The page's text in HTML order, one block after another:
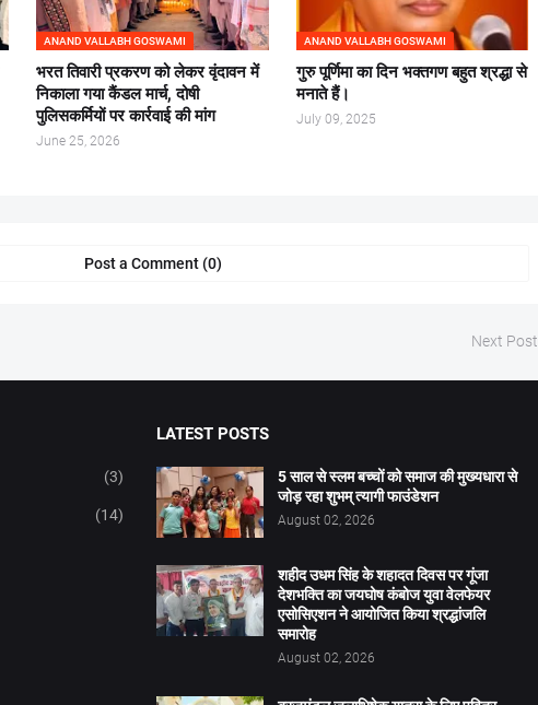
ANAND VALLABH GOSWAMI
भरत तिवारी प्रकरण को लेकर वृंदावन में
निकाला गया कैंडल मार्च, दोषी
पुलिसकर्मियों पर कार्रवाई की मांग
June 25, 2026
ANAND VALLABH GOSWAMI
गुरु पूर्णिमा का दिन भक्तगण बहुत श्रद्धा से
मनाते हैं।
July 09, 2025
Post a Comment (0)
Next Post
(3)
(14)
LATEST POSTS
5 साल से स्लम बच्चों को समाज की मुख्यधारा से
जोड़ रहा शुभम् त्यागी फाउंडेशन
August 02, 2026
शहीद उधम सिंह के शहादत दिवस पर गूंजा
देशभक्ति का जयघोष कंबोज युवा वेलफेयर
एसोसिएशन ने आयोजित किया श्रद्धांजलि
समारोह
August 02, 2026